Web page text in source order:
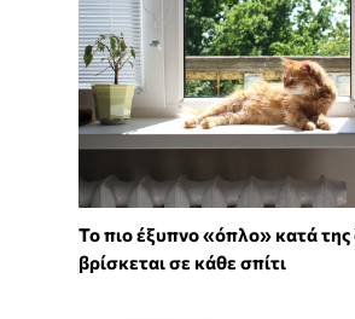
To πιο έξυπνο «όπλο» κατά της
βρίσκεται σε κάθε σπίτι